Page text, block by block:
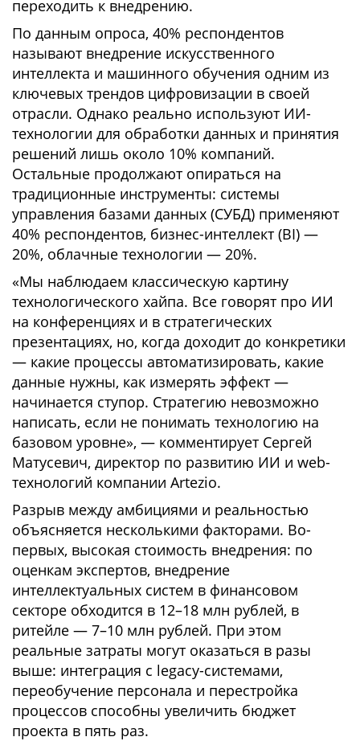
переходить к внедрению.
По данным опроса, 40% респондентов
называют внедрение искусственного
интеллекта и машинного обучения одним из
ключевых трендов цифровизации в своей
отрасли. Однако реально используют ИИ-
технологии для обработки данных и принятия
решений лишь около 10% компаний.
Остальные продолжают опираться на
традиционные инструменты: системы
управления базами данных (СУБД) применяют
40% респондентов, бизнес-интеллект (BI) —
20%, облачные технологии — 20%.
«Мы наблюдаем классическую картину
технологического хайпа. Все говорят про ИИ
на конференциях и в стратегических
презентациях, но, когда доходит до конкретики
— какие процессы автоматизировать, какие
данные нужны, как измерять эффект —
начинается ступор. Стратегию невозможно
написать, если не понимать технологию на
базовом уровне», — комментирует Сергей
Матусевич, директор по развитию ИИ и web-
технологий компании Artezio.
Разрыв между амбициями и реальностью
объясняется несколькими факторами. Во-
первых, высокая стоимость внедрения: по
оценкам экспертов, внедрение
интеллектуальных систем в финансовом
секторе обходится в 12–18 млн рублей, в
ритейле — 7–10 млн рублей. При этом
реальные затраты могут оказаться в разы
выше: интеграция с legacy-системами,
переобучение персонала и перестройка
процессов способны увеличить бюджет
проекта в пять раз.